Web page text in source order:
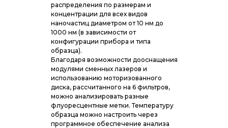
распределения по размерам и
концентрации для всех видов
наночастиц диаметром от 10 нм до
1000 нм (в зависимости от
конфигурации прибора и типа
образца).
Благодаря возможности дооснащения
модулями сменных лазеров и
использованию моторизованного
диска, рассчитанного на 6 фильтров,
можно анализировать разные
флуоресцентные метки. Температуру
образца можно настроить через
программное обеспечение анализа